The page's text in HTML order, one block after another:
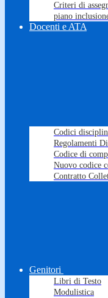
Criteri di
piano
Docenti e ATA
Codici
Regolamenti
Codice di
Nuovo codice
Contratto
Genitori
Libri di Testo
Modulistica